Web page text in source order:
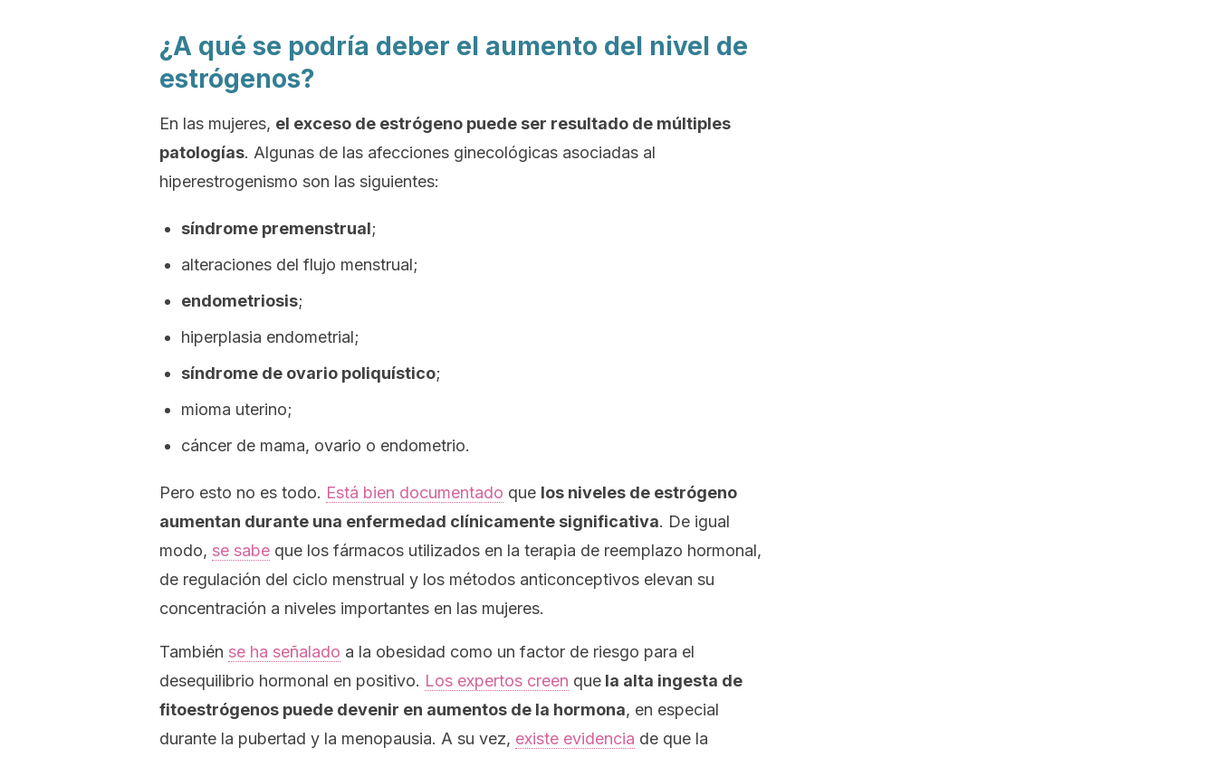
¿A qué se podría deber el aumento del nivel de
estrógenos?
En las mujeres, el exceso de estrógeno puede ser resultado de múltiples
patologías. Algunas de las afecciones ginecológicas asociadas al
hiperestrogenismo son las siguientes:
síndrome premenstrual;
alteraciones del flujo menstrual;
endometriosis;
hiperplasia endometrial;
síndrome de ovario poliquístico;
mioma uterino;
cáncer de mama, ovario o endometrio.
Pero esto no es todo. Está bien documentado que los niveles de estrógeno
aumentan durante una enfermedad clínicamente significativa. De igual
modo, se sabe que los fármacos utilizados en la terapia de reemplazo hormonal,
de regulación del ciclo menstrual y los métodos anticonceptivos elevan su
concentración a niveles importantes en las mujeres.
También se ha señalado a la obesidad como un factor de riesgo para el
desequilibrio hormonal en positivo. Los expertos creen que la alta ingesta de
fitoestrógenos puede devenir en aumentos de la hormona, en especial
durante la pubertad y la menopausia. A su vez, existe evidencia de que la